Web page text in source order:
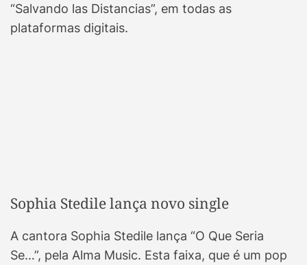
“Salvando las Distancias”, em todas as
plataformas digitais.
Sophia Stedile lança novo single
A cantora Sophia Stedile lança “O Que Seria
Se…”, pela Alma Music. Esta faixa, que é um pop